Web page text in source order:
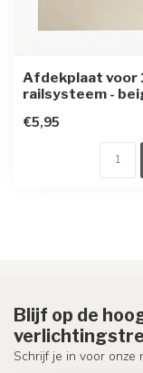
Afdekplaat voor
railsysteem -
€5,95
Blijf op de
Schrijf je in voor onze